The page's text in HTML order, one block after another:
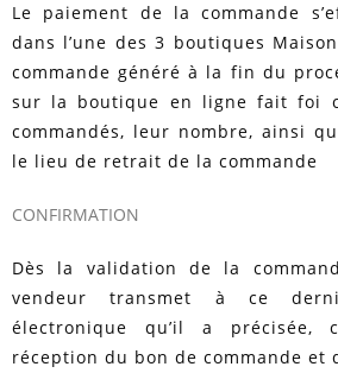
Le paiement de la commande
dans l’une des 3 boutiques
commande généré à la fin du
sur la boutique en ligne fait foi
commandés, leur nombre, ainsi
le lieu de retrait de la commande
CONFIRMATION
Dès la validation de la
vendeur transmet à ce
électronique qu’il a précisée,
réception du bon de commande et